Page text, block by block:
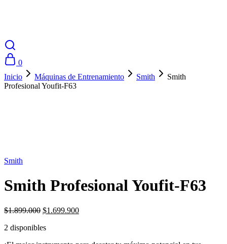
0
Inicio
Máquinas de Entrenamiento Smith
Smith
Profesional Youfit-F63
Smith
Smith Profesional Youfit-F63
$1.899.000 El
original
$1.699.900El
2 disponibles